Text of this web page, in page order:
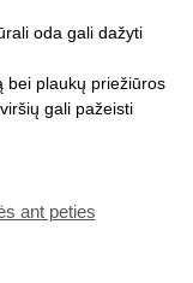
oda gali dažyti
bei plaukų priežiūros
gali pažeisti
ant peties